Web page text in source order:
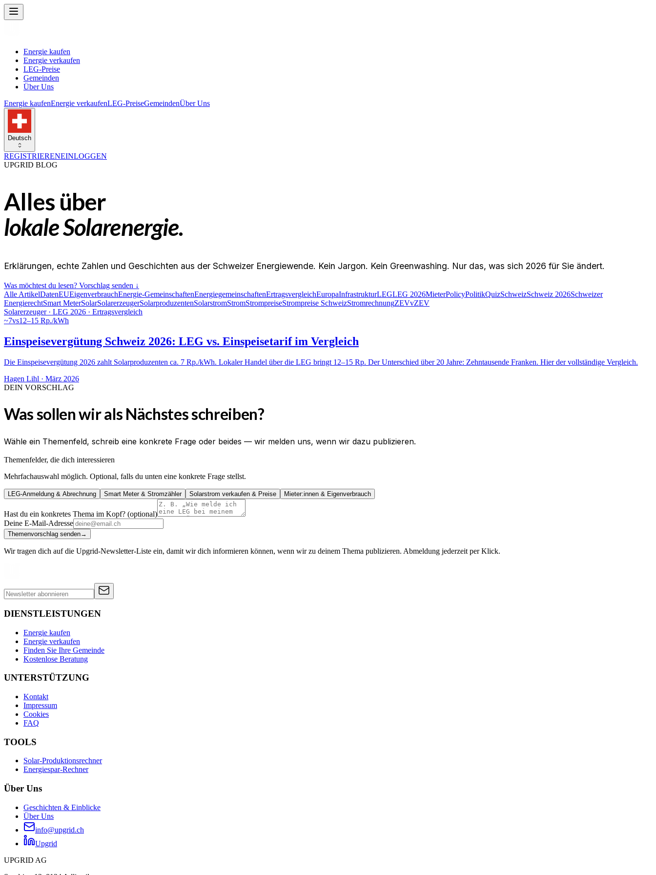
Energie kaufen
Energie verkaufen
LEG-Preise
Gemeinden
Über Uns
Energie kaufenEnergie verkaufenLEG-PreiseGemeindenÜber Uns
Deutsch
REGISTRIERENEINLOGGEN
UPGRID BLOG
Alles über
lokale Solarenergie.
Erklärungen, echte Zahlen und Geschichten aus der Schweizer Energiewende. Kein Jargon. Kein Greenwashing. Nur das, was sich 2026 für Sie ändert.
Was möchtest du lesen? Vorschlag senden ↓
Alle ArtikelDatenEUEigenverbrauchEnergie-GemeinschaftenEnergiegemeinschaftenErtragsvergleichEuropaInfrastrukturLEGLEG 2026MieterPolicyPolitikQuizSchweizSchweiz 2026Schweizer
EnergierechtSmart MeterSolarSolarerzeugerSolarproduzentenSolarstromStromStrompreiseStrompreise SchweizStromrechnungZEVvZEV
Solarerzeuger · LEG 2026 · Ertragsvergleich
~7vs12–15 Rp./kWh
Einspeisevergütung Schweiz 2026: LEG vs. Einspeisetarif im Vergleich
Die Einspeisevergütung 2026 zahlt Solarproduzenten ca. 7 Rp./kWh. Lokaler Handel über die LEG bringt 12–15 Rp. Der Unterschied über 20 Jahre: Zehntausende Franken. Hier der vollständige Vergleich.
Hagen Lihl · März 2026
DEIN VORSCHLAG
Was sollen wir als Nächstes schreiben?
Wähle ein Themenfeld, schreib eine konkrete Frage oder beides — wir melden uns, wenn wir dazu publizieren.
Themenfelder, die dich interessieren
Mehrfachauswahl möglich. Optional, falls du unten eine konkrete Frage stellst.
LEG-Anmeldung & Abrechnung Smart Meter & Stromzähler Solarstrom verkaufen & Preise Mieter:innen & Eigenverbrauch
Hast du ein konkretes Thema im Kopf? (optional)
Deine E-Mail-Adresse
Themenvorschlag senden→
Wir tragen dich auf die Upgrid-Newsletter-Liste ein, damit wir dich informieren können, wenn wir zu deinem Thema publizieren. Abmeldung jederzeit per Klick.
DIENSTLEISTUNGEN
Energie kaufen
Energie verkaufen
Finden Sie Ihre Gemeinde
Kostenlose Beratung
UNTERSTÜTZUNG
Kontakt
Impressum
Cookies
FAQ
TOOLS
Solar-Produktionsrechner
Energiespar-Rechner
Über Uns
Geschichten & Einblicke
Über Uns
info@upgrid.ch
Upgrid
UPGRID AG